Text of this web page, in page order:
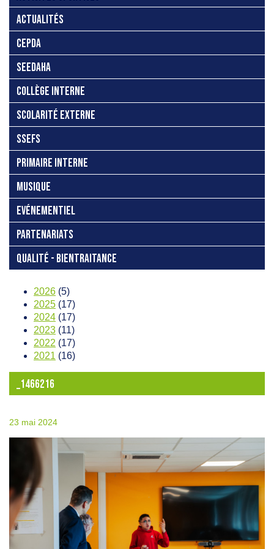
ACTUALITÉS
CEPDA
SEEDAHA
COLLÈGE INTERNE
SCOLARITÉ EXTERNE
SSEFS
PRIMAIRE INTERNE
MUSIQUE
EVÉNEMENTIEL
PARTENARIATS
QUALITÉ - BIENTRAITANCE
2026 (5)
2025 (17)
2024 (17)
2023 (11)
2022 (17)
2021 (16)
_1466216
23 mai 2024